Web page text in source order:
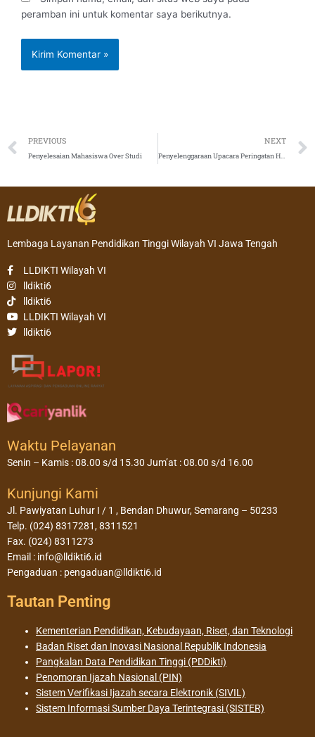
peramban ini untuk komentar saya berikutnya.
Prev
PREVIOUS
Penyelesaian Mahasiswa Over Studi
NEXT
Penyelenggaraan Upacara Peringatan Hari Kesaktian Pancasila Tahun 2021
Lembaga Layanan Pendidikan Tinggi Wilayah VI Jawa Tengah
LLDIKTI Wilayah VI
lldikti6
lldikti6
LLDIKTI Wilayah VI
lldikti6
Waktu Pelayanan
Senin – Kamis : 08.00 s/d 15.30 Jum’at : 08.00 s/d 16.00
Kunjungi Kami
Jl. Pawiyatan Luhur I / 1 , Bendan Dhuwur, Semarang – 50233
Telp. (024) 8317281, 8311521
Fax. (024) 8311273
Email : info@lldikti6.id
Pengaduan : pengaduan@lldikti6.id
Tautan Penting
Kementerian Pendidikan, Kebudayaan, Riset, dan Teknologi
Badan Riset dan Inovasi Nasional Republik Indonesia
Pangkalan Data Pendidikan Tinggi (PDDikti)
Penomoran Ijazah Nasional (PIN)
Sistem Verifikasi Ijazah secara Elektronik (SIVIL)
Sistem Informasi Sumber Daya Terintegrasi (SISTER)